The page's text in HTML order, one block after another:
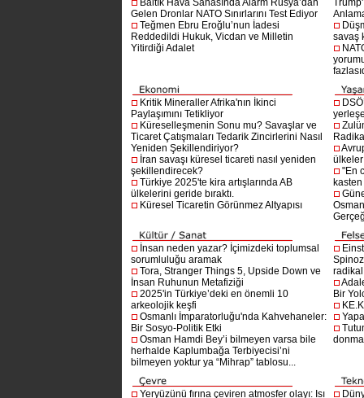
Baltık Hava Sahasında Alarm Rusya’dan
Gelen Dronlar NATO Sınırlarını Test Ediyor
Teğmen Ebru Eroğlu’nun İadesi
Reddedildi Hukuk, Vicdan ve Milletin
Yitirdiği Adalet
savaş
Kritik Mineraller Afrika'nın İkinci
Paylaşımını Tetikliyor
Küreselleşmenin Sonu mu? Savaşlar ve
Ticaret Çatışmaları Tedarik Zincirlerini Nasıl
Yeniden Şekillendiriyor?
İran savaşı küresel ticareti nasıl yeniden
şekillendirecek?
Türkiye 2025'te kira artışlarında AB
ülkelerini geride bıraktı.
Küresel Ticaretin Görünmez Altyapısı
"En
İnsan neden yazar? İçimizdeki toplumsal
sorumluluğu aramak
Tora, Stranger Things 5, Upside Down ve
İnsan Ruhunun Metafiziği
2025'in Türkiye’deki en önemli 10
arkeolojik keşfi
Osmanlı İmparatorluğu'nda Kahvehaneler:
Bir Sosyo-Politik Etki
Osman Hamdi Bey’i bilmeyen varsa bile
herhalde Kaplumbağa Terbiyecisi’ni
bilmeyen yoktur ya “Mihrap” tablosu...
Bir
Yeryüzünü fırına çeviren atmosfer olayı: Isı